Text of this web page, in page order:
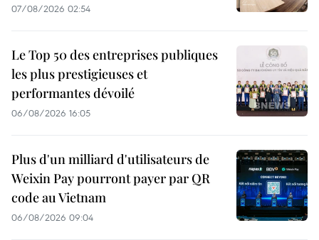
07/08/2026 02:54
Le Top 50 des entreprises publiques
les plus prestigieuses et
performantes dévoilé
06/08/2026 16:05
Plus d'un milliard d'utilisateurs de
Weixin Pay pourront payer par QR
code au Vietnam
06/08/2026 09:04